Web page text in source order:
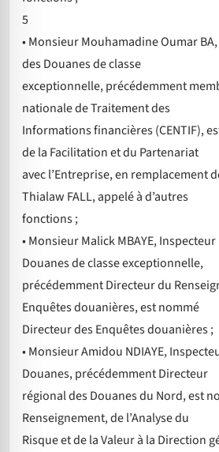
5
• Monsieur Mouhamadine Oumar
des Douanes de classe
exceptionnelle, précédemment
nationale de Traitement des
Informations financières (CENTIF),
de la Facilitation et du Partenariat
avec l’Entreprise, en remplacement
Thialaw FALL, appelé à d’autres
fonctions ;
• Monsieur Malick MBAYE,
Douanes de classe exceptionnelle,
précédemment Directeur du
Enquêtes douanières, est nommé
Directeur des Enquêtes douanières ;
• Monsieur Amidou NDIAYE,
Douanes, précédemment Directeur
régional des Douanes du Nord, est
Renseignement, de l’Analyse du
Risque et de la Valeur à la Direction